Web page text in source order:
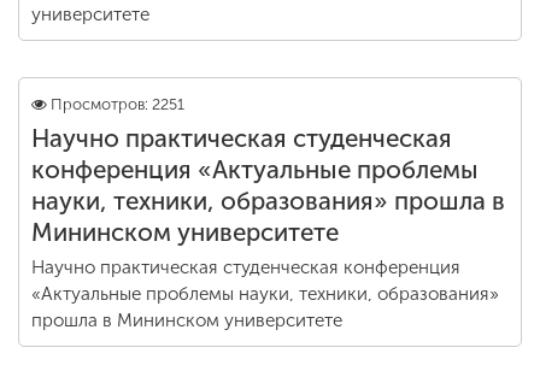
Сведения об
образовательной
организации
ENG SPN CHI
Приемная
комиссия
+7 (831) 262-26-20
университете
Просмотров: 2251
Научно практическая студенческая
конференция «Актуальные проблемы
науки, техники, образования» прошла в
Мининском университете
Научно практическая студенческая конференция
«Актуальные проблемы науки, техники, образования»
прошла в Мининском университете